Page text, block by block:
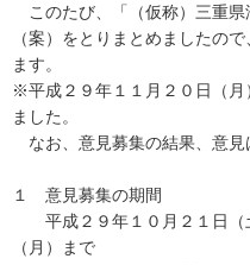
このたび、「（仮称）三重県
（案）をとりまとめましたの
ます。
※平成２９年１１月２０日（月
ました。
なお、意見募集の結果、意見
１ 意見募集の期間
平成２９年１０月２１日（
（月）まで